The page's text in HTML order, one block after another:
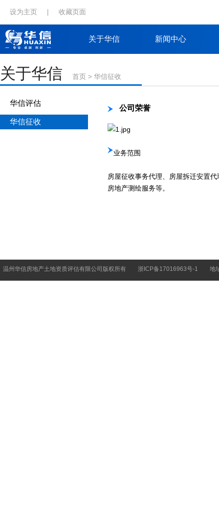
设为主页 | 收藏页面
关于华信 新闻中心
关于华信 首页 > 华信征收
华信评估
华信征收
公司荣誉
业务范围
房屋征收事务代理、房屋拆迁安置
房地产测绘服务等。
温州华信房地产土地资质评估有限公司版权所有 浙ICP备17016963号-1 地